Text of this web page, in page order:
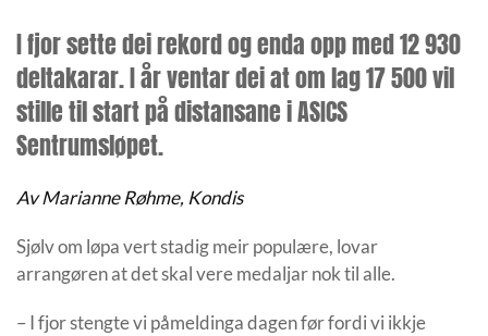
I fjor sette dei rekord og enda opp med 12 930
deltakarar. I år ventar dei at om lag 17 500 vil
stille til start på distansane i ASICS
Sentrumsløpet.
Av Marianne Røhme, Kondis
Sjølv om løpa vert stadig meir populære, lovar
arrangøren at det skal vere medaljar nok til alle.
– I fjor stengte vi påmeldinga dagen før fordi vi ikkje